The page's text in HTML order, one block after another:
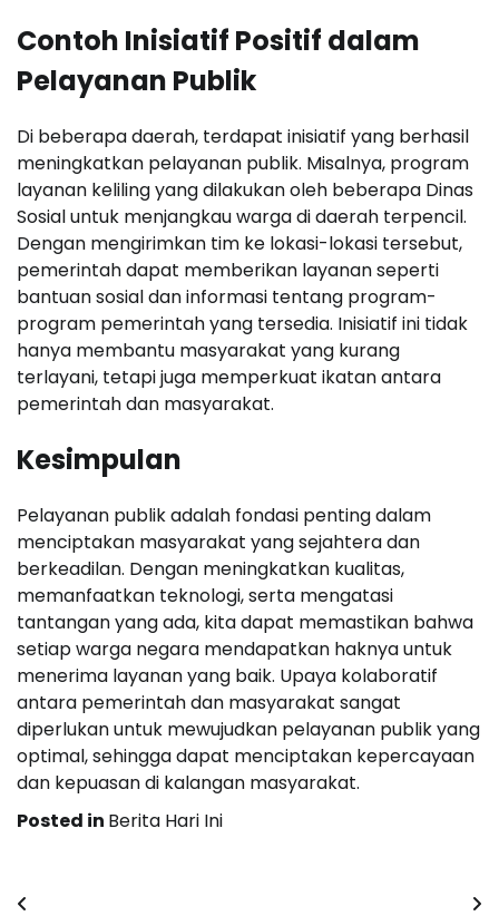
Contoh Inisiatif Positif dalam
Pelayanan Publik
Di beberapa daerah, terdapat inisiatif yang berhasil
meningkatkan pelayanan publik. Misalnya, program
layanan keliling yang dilakukan oleh beberapa Dinas
Sosial untuk menjangkau warga di daerah terpencil.
Dengan mengirimkan tim ke lokasi-lokasi tersebut,
pemerintah dapat memberikan layanan seperti
bantuan sosial dan informasi tentang program-
program pemerintah yang tersedia. Inisiatif ini tidak
hanya membantu masyarakat yang kurang
terlayani, tetapi juga memperkuat ikatan antara
pemerintah dan masyarakat.
Kesimpulan
Pelayanan publik adalah fondasi penting dalam
menciptakan masyarakat yang sejahtera dan
berkeadilan. Dengan meningkatkan kualitas,
memanfaatkan teknologi, serta mengatasi
tantangan yang ada, kita dapat memastikan bahwa
setiap warga negara mendapatkan haknya untuk
menerima layanan yang baik. Upaya kolaboratif
antara pemerintah dan masyarakat sangat
diperlukan untuk mewujudkan pelayanan publik yang
optimal, sehingga dapat menciptakan kepercayaan
dan kepuasan di kalangan masyarakat.
Posted in Berita Hari Ini
Post